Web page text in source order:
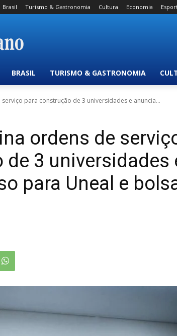
Brasil Turismo & Gastronomia Cultura Economia
BRASIL TURISMO & GASTRONOMIA
para construção de 3 universidades e anuncia...
ordens de
3 universidades
para Uneal e